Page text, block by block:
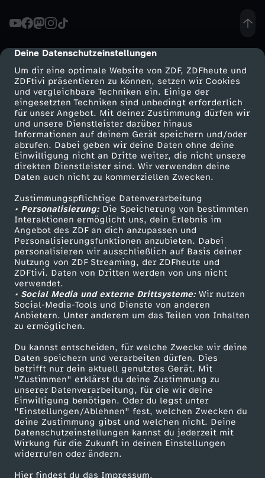
cmp-dialog-description
Deine Datenschutzeinstellungen
Um dir eine optimale Website von ZDF, ZDFheute und
ZDFtivi präsentieren zu können, setzen wir Cookies
und vergleichbare Techniken ein. Einige der
eingesetzten Techniken sind unbedingt erforderlich
für unser Angebot. Mit deiner Zustimmung dürfen wir
und unsere Dienstleister darüber hinaus
Informationen auf deinem Gerät speichern und/oder
abrufen. Dabei geben wir deine Daten ohne deine
Einwilligung nicht an Dritte weiter, die nicht unsere
direkten Dienstleister sind. Wir verwenden deine
Daten auch nicht zu kommerziellen Zwecken.
Zustimmungspflichtige Datenverarbeitung
• Personalisierung:Die Speicherung von bestimmten
Interaktionen ermöglicht uns, dein Erlebnis im
Angebot des ZDF an dich anzupassen und
Personalisierungsfunktionen anzubieten. Dabei
personalisieren wir ausschließlich auf Basis deiner
Nutzung von ZDF Streaming, der ZDFheute und
ZDFtivi. Daten von Dritten werden von uns nicht
verwendet.
• Social Media und externe Drittsysteme:Wir nutzen
Social-Media-Tools und Dienste von anderen
Anbietern. Unter anderem um das Teilen von Inhalten
zu ermöglichen.
Du kannst entscheiden, für welche Zwecke wir deine
Daten speichern und verarbeiten dürfen. Dies
betrifft nur dein aktuell genutztes Gerät. Mit
"Zustimmen" erklärst du deine Zustimmung zu
unserer Datenverarbeitung, für die wir deine
Einwilligung benötigen. Oder du legst unter
"Einstellungen/Ablehnen" fest, welchen Zwecken du
deine Zustimmung gibst und welchen nicht. Deine
Datenschutzeinstellungen kannst du jederzeit mit
Wirkung für die Zukunft in deinen Einstellungen
widerrufen oder ändern.
Hier findest du das Impressum.
a
t
S
t
u
d
i
u
m
Mehr ZDF
ZDF-Apps
Smart TV
ZDFtext
Livestreams
Sendungen A-Z
TV-Programm
Service
ZDFmitreden
Kontakt zum ZDF
Tickets
Zuschauerservice
Hilfe
ZDF Unternehmen
Karriere
ZDF goes Schule
Werbefernsehen
Mainzelmännchen